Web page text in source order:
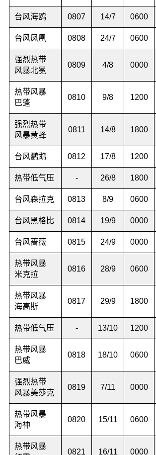
台风海鸥 0807 14/7 0600
台风凤凰 0808 24/7 0600
强烈热带
风暴北冕
0809 4/8 0000
热带风暴
巴蓬
0810 9/8 1200
强烈热带
风暴黄蜂
0811 14/8 1800
台风鹦鹉 0812 17/8 1200
热带低气压 - 26/8 1800
台风森拉克 0813 8/9 0600
台风黑格比 0814 19/9 0000
台风蔷薇 0815 24/9 0000
热带风暴
米克拉
0816 28/9 0600
热带风暴
海高斯
0817 29/9 1800
热带低气压 - 13/10 1200
热带风暴
巴威
0818 18/10 0600
强烈热带
风暴美莎克
0819 7/11 0000
热带风暴
海神
0820 15/11 0600
热带风暴
0821 16/11 0000